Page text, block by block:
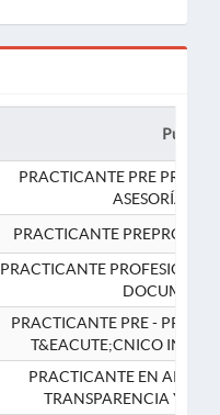
Puesto
PRACTICANTE PRE
ASESORÍA
PRACTICANTE
PRACTICANTE
PRACTICANTE PRE -
T&EACUTE;CNICO
PRACTICANTE EN APOYO
TRANSPARENCIA Y